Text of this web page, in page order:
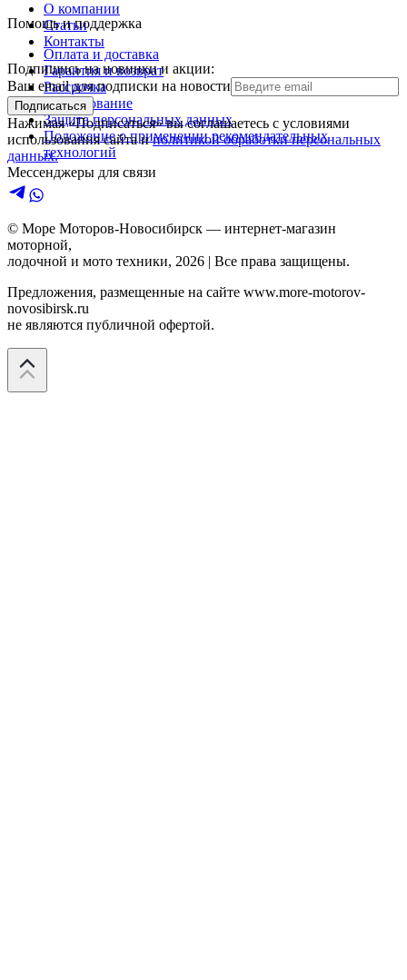
О компании
Статьи
Контакты
Помощь и поддержка
Оплата и доставка
Гарантия и возврат
Рассрочка
Кредитование
Защита персональных данных
Положение о применении рекомендательных
технологий
Подпишись на новинки и акции:
Ваш email для подписки на новости
Подписаться
Нажимая «Подписаться» вы соглашаетесь с условиями
использования сайта и политикой обработки персональных
данных.
Мессенджеры для связи
© Море Моторов-Новосибирск — интернет-магазин
моторной,
лодочной и мото техники, 2026 | Все права защищены.
Предложения, размещенные на сайте www.more-motorov-
novosibirsk.ru
не являются публичной офертой.